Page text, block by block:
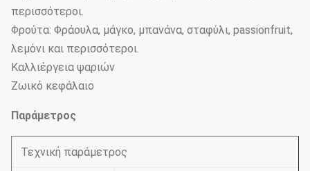
περισσότεροι.
Φρούτα: Φράουλα, μάγκο, μπανάνα, σταφύλι, passionfruit,
λεμόνι και περισσότεροι.
Καλλιέργεια ψαριών
Ζωικό κεφάλαιο
Παράμετρος
Τεχνική παράμετρος